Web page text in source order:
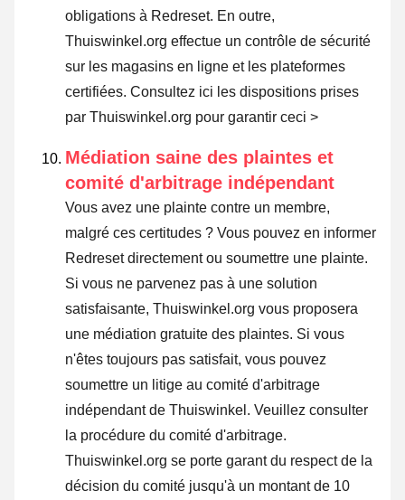
obligations à Redreset. En outre,
Thuiswinkel.org effectue un contrôle de sécurité
sur les magasins en ligne et les plateformes
certifiées. Consultez ici les dispositions prises
par Thuiswinkel.org pour garantir ceci >
Médiation saine des plaintes et
comité d'arbitrage indépendant
Vous avez une plainte contre un membre,
malgré ces certitudes ? Vous pouvez en informer
Redreset directement ou soumettre une plainte.
Si vous ne parvenez pas à une solution
satisfaisante, Thuiswinkel.org vous proposera
une médiation gratuite des plaintes. Si vous
n'êtes toujours pas satisfait, vous pouvez
soumettre un litige au comité d'arbitrage
indépendant de Thuiswinkel. Veuillez consulter
la procédure du comité d'arbitrage.
Thuiswinkel.org se porte garant du respect de la
décision du comité jusqu'à un montant de 10